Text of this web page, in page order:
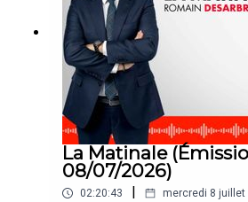
La Matinale
08/07/2026)
02:20:43 | mercredi 8 juillet